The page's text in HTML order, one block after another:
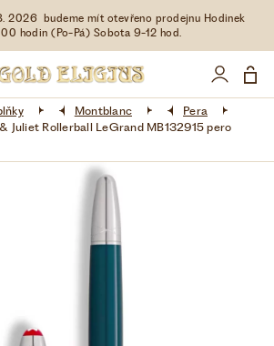
2026 budeme mít otevřeno prodejnu Hodinek
hodin (Po-Pá) Sobota 9-12 hod.
Montblanc
Pera
Juliet Rollerball LeGrand MB132915 pero